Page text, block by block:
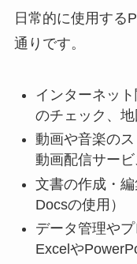
日常的に使用する
通りです。
インターネッ
のチェック、地
動画や音楽の
動画配信サービ
文書の作成・
Docsの使用）
データ管理や
Excelや